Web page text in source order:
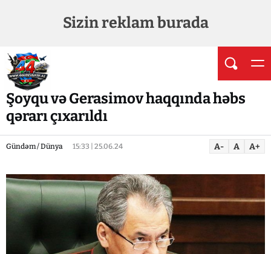
Sizin reklam burada
Şoyqu və Gerasimov haqqında həbs
qərarı çıxarıldı
Gündəm / Dünya 15:33 | 25.06.24 A- A A+